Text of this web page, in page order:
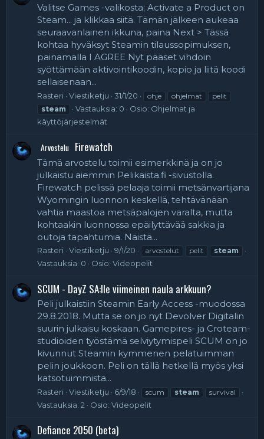
Valitse Games -valikosta; Activate a Product on
Steam... ja klikkaa siitä. Tämän jälkeen aukeaa
seuraavanlainen ikkuna, paina Next > Tässä
kohtaa hyväksyt Steamin tilaussopimuksen,
painamalla I AGREE Nyt pääset vihdoin
syöttämään aktivointikoodin, kopio ja liitä koodi
sellaisenaan...
Rasteri Viestiketju 31/1/20 ohje ohjelmat
pelit
steam
Vastauksia: 0 Osio: Ohjelmat ja
käyttöjärjestelmät
Arvostelu Firewatch
Tämä arvostelu toimii esimerkkinä ja on jo
julkaistu aiemmin Pelikaista.fi -sivustolla.
Firewatch pelissä pelaaja toimii metsänvartijana
Wyomingin luonnon keskellä, tehtävänään
vahtia maastoa metsäpalojen varalta, mutta
kohtaakin luonnossa epäilyttävää sakkia ja
outoja tapahtumia. Näistä...
Rasteri Viestiketju 9/1/20 arvostelut pelit steam
Vastauksia: 0 Osio: Videopelit
SCUM - DayZ SA:lle viimeinen naula arkkuun?
Peli julkaistiin Steamin Early Access -muodossa
29.8.2018. Mutta se on jo nyt Devolver Digitalin
suurin julkaisu koskaan. Gamepires- ja Croteam-
studioiden työstämä selviytymispeli SCUM on jo
kivunnut Steamin kymmenen pelatuimman
pelin joukkoon. Peli on tällä hetkellä myös yksi
katsotuimmista...
Rasteri Viestiketju 6/9/18 scum steam survival
Vastauksia: 2 Osio: Videopelit
Defiance 2050 (beta)